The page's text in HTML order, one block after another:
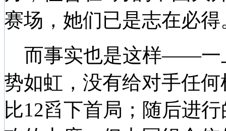
赛场，她们已是志在必得
而事实也是这样——一
势如虹，没有给对手任
比12舀下首局；随后进